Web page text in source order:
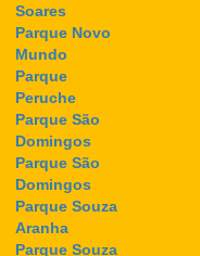
Soares
Parque Novo
Mundo
Parque
Peruche
Parque São
Domingos
Parque São
Domingos
Parque Souza
Aranha
Parque Souza